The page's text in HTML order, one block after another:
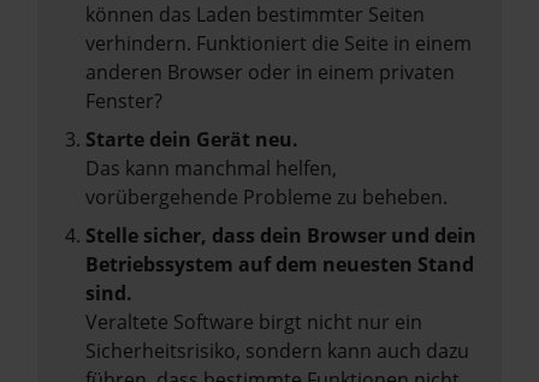
können das Laden bestimmter Seiten
verhindern. Funktioniert die Seite in einem
anderen Browser oder in einem privaten
Fenster?
Starte dein Gerät neu.
Das kann manchmal helfen,
vorübergehende Probleme zu beheben.
Stelle sicher, dass dein Browser und dein
Betriebssystem auf dem neuesten Stand
sind.
Veraltete Software birgt nicht nur ein
Sicherheitsrisiko, sondern kann auch dazu